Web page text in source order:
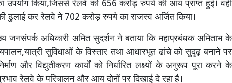
उपयोग किया,जिससे रेलवे को 656 करोड़ रुपये की आय प्राप्त हुई। वहीं
ढुलाई कर रेलवे ने 702 करोड़ रुपये का राजस्व अर्जित किया।
जनसंपर्क अधिकारी अमित सुदर्शन ने बताया कि महाप्रबंधक अमिताभ के
सुविधाओं के विस्तार तथा आधारभूत ढांचे को सुदृढ़ बनाने पर
और विद्युतीकरण कार्यों को निर्धारित लक्ष्यों के अनुरूप पूरा करने के
रेलवे के परिचालन और आय दोनों पर दिखाई दे रहा है।